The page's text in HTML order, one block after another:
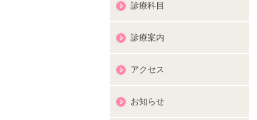
診療科目
診療案内
アクセス
お知らせ